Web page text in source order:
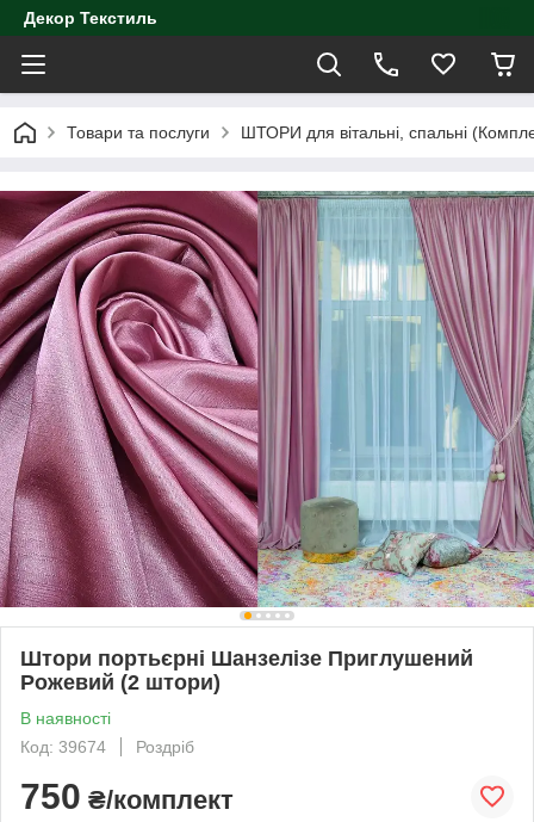
Декор Текстиль
Товари та послуги ШТОРИ для вітальні, спальні
Штори портьєрні Шанзелізе Приглушений
Рожевий (2 штори)
В наявності
Код: 39674
Роздріб
750 ₴/комплект